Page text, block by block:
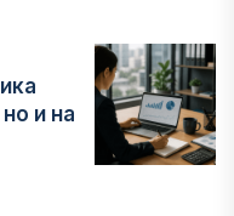
и на